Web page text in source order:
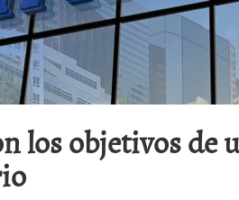
los objetivos de